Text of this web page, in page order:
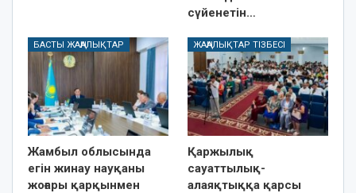
сүйенетін…
БАСТЫ ЖАҢАЛЫҚТАР
Жамбыл облысында
егін жинау науқаны
жоғары қарқынмен
ЖАҢАЛЫҚТАР ТІЗБЕСІ
Қаржылық
сауаттылық-
алаяқтыққа қарсы